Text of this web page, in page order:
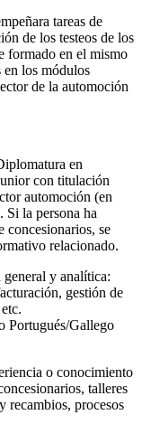
tareas de
de los testeos de los
formado en el mismo
en los módulos
de la automoción
en
con titulación
automoción (en
Si la persona ha
concesionarios, se
relacionado.
y analítica:
gestión de
Portugués/Gallego
o conocimiento
talleres
recambios, procesos